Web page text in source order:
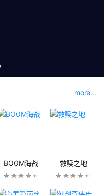
more...
BOOM海战 救赎之地